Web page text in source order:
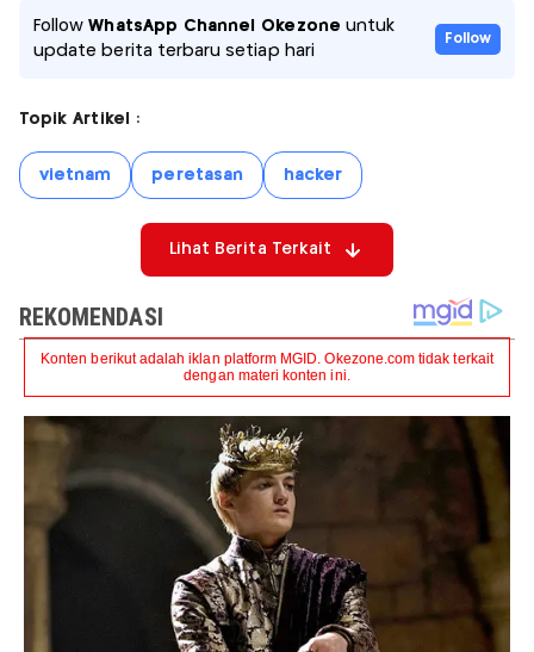
FollowWhatsApp Channel Okezone untuk
update berita terbaru setiap hari
Follow
Topik Artikel :
vietnam peretasan hacker
Lihat Berita Terkait